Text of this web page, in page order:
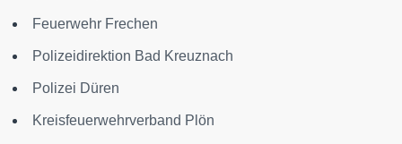
Feuerwehr Frechen
Polizeidirektion Bad Kreuznach
Polizei Düren
Kreisfeuerwehrverband Plön